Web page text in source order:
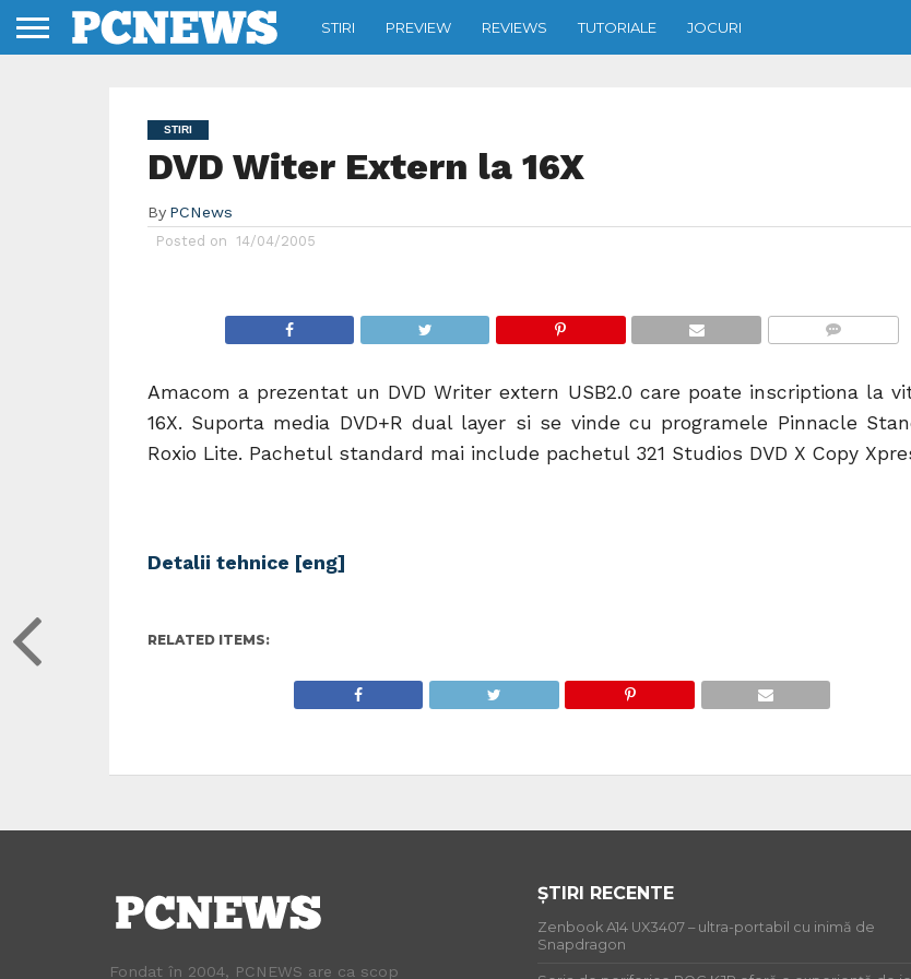
STIRI PREVIEW REVIEWS TUTORIALE JOCURI
STIRI
DVD Witer Extern la 16X
By PCNews
Posted on 14/04/2005
Amacom a prezentat un DVD Writer extern USB2.0 care poate inscriptiona la
16X. Suporta media DVD+R dual layer si se vinde cu programele Pinnacle
Roxio Lite. Pachetul standard mai include pachetul 321 Studios DVD X Copy
Detalii tehnice [eng]
RELATED ITEMS:
Fondat în 2004, PCNEWS are ca scop
ȘTIRI RECENTE
Zenbook A14 UX3407 – ultra-portabil cu inimă de
Snapdragon